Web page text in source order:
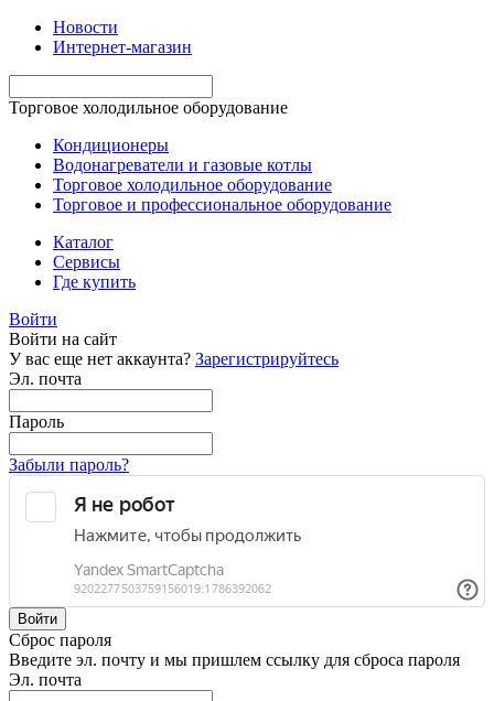
Новости
Интернет-магазин
Торговое холодильное оборудование
Кондиционеры
Водонагреватели и газовые котлы
Торговое холодильное оборудование
Торговое и профессиональное оборудование
Каталог
Сервисы
Где купить
Войти
Войти на сайт
У вас еще нет аккаунта? Зарегистрируйтесь
Эл. почта
Пароль
Забыли пароль?
Войти
Сброс пароля
Введите эл. почту и мы пришлем ссылку для сброса пароля
Эл. почта